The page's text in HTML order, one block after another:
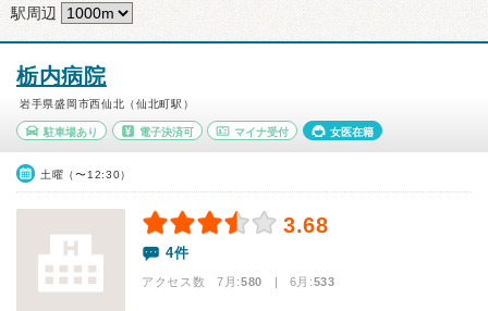
駅周辺
栃内病院
岩手県盛岡市西仙北（仙北町駅）
駐車場あり 電子決済可 マイナ受付 女医在籍
土曜（〜12:30）
3.68
4件
アクセス数 7月:580 | 6月:533